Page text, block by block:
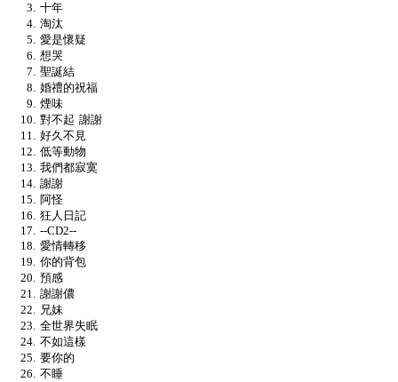
十年
淘汰
愛是懷疑
想哭
聖誕結
婚禮的祝福
煙味
對不起 謝謝
好久不見
低等動物
我們都寂寞
謝謝
阿怪
狂人日記
--CD2--
愛情轉移
你的背包
預感
謝謝儂
兄妹
全世界失眠
不如這樣
要你的
不睡